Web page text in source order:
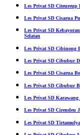
Les Privat SD Citeureup
Les Privat SD Cisarua
Les Privat SD
Selatan
Les Privat SD Cibinong
Les Privat SD Cibubur
Les Privat SD Cisarua
Les Privat SD Cibubur
Les Privat SD
Les Privat SD Cirendeu
Les Privat SD